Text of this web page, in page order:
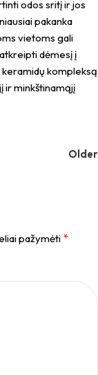
odos sritį ir jos
pakanka
vietoms gali
dėmesį į
kompleksą
ir minkštinamąjį
Older
pažymėti *